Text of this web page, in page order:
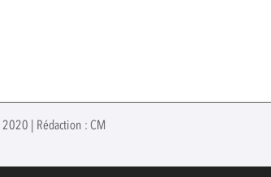
| Rédaction : CM